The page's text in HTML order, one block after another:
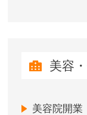
美容
美容院開業